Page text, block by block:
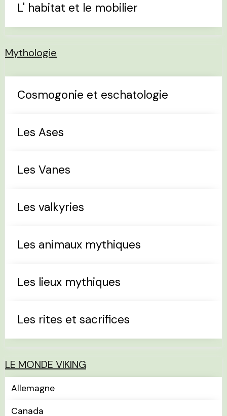
L' habitat et le mobilier
Mythologie
Cosmogonie et eschatologie
Les Ases
Les Vanes
Les valkyries
Les animaux mythiques
Les lieux mythiques
Les rites et sacrifices
LE MONDE VIKING
Allemagne
Canada